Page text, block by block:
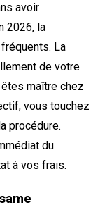
avoir
2026, la
La
de votre
maître chez
vous touchez
procédure.
du
à vos frais.